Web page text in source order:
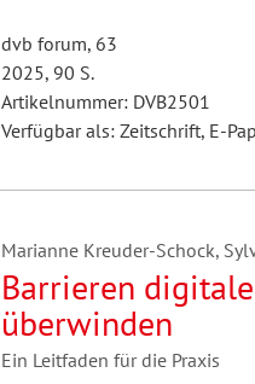
dvb forum, 63
2025, 90 S.
Artikelnummer: DVB2501
Verfügbar als: Zeitschrift, E-
Marianne Kreuder-Schock,
Barrieren
überwinden
Ein Leitfaden für die Praxis